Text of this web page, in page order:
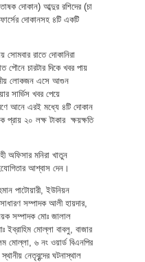
দোকান) আব্দুর রশিদের (চা
দোকানসহ ৪টি একটি
সোমবার রাতে দোকানিরা
পৌনে চারটার দিকে খবর পায়
লোকজন এসে আগুন
সার্ভিস খবর পেয়ে
আনে এরই মধ্যে ৪টি দোকান
২০ লক্ষ টাকার ক্ষয়ক্ষতি
অফিসার মনিরা খাতুন
আশ্বাস দেন।
পাটোয়ারী, ইউনিয়ন
সম্পাদক আলী হায়দার,
সম্পাদক মোঃ জালাল
মোল্লা বাবলু, বাজার
মোল্লা, ৬ নং ওয়ার্ড বিএনপির
নেতৃবৃন্দের ঘটনাস্থাল